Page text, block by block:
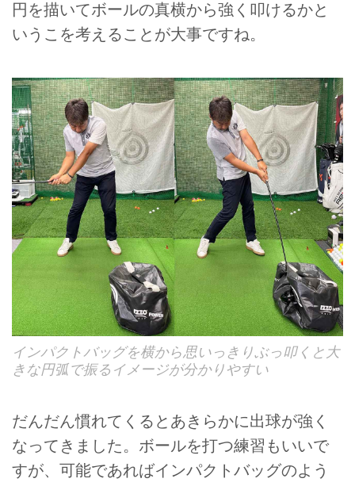
円を描いてボールの真横から強く叩けるかと
いうこを考えることが大事ですね。
インパクトバッグを横から思いっきりぶっ叩くと大
きな円弧で振るイメージが分かりやすい
だんだん慣れてくるとあきらかに出球が強く
なってきました。ボールを打つ練習もいいで
すが、可能であればインパクトバッグのよう